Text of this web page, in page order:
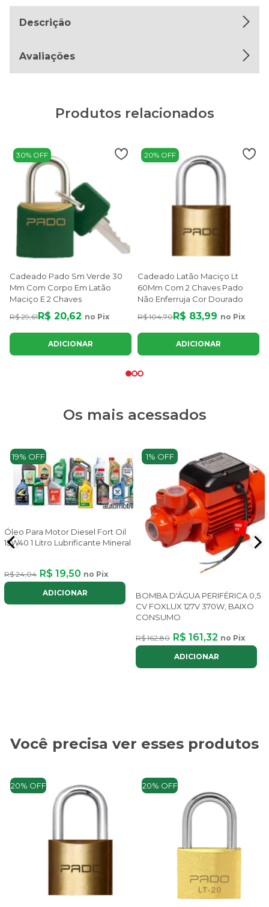
Descrição
Avaliações
Produtos relacionados
30% OFF
Cadeado Pado Sm Verde 30
Mm Com Corpo Em Latão
Maciço E 2 Chaves
R$ 29,61 R$ 20,62 no Pix
ADICIONAR
20% OFF
Cadeado Latão Maciço Lt
60Mm Com 2 Chaves Pado
Não Enferruja Cor Dourado
R$ 104,70 R$ 83,99 no Pix
ADICIONAR
Os mais acessados
19% OFF
Óleo Para Motor Diesel Fort Oil
15W40 1 Litro Lubrificante Mineral
R$ 24,04 R$ 19,50 no Pix
ADICIONAR
1% OFF
BOMBA D'ÁGUA PERIFÉRICA 0,5
CV FOXLUX 127V 370W, BAIXO
CONSUMO
R$ 162,80 R$ 161,32 no Pix
ADICIONAR
Você precisa ver esses produtos
20% OFF 20% OFF